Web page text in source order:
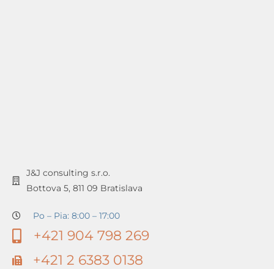
J&J consulting s.r.o.
Bottova 5, 811 09 Bratislava
Po – Pia: 8:00 – 17:00
+421 904 798 269
+421 2 6383 0138